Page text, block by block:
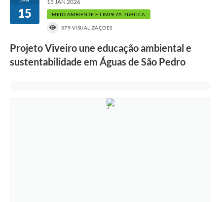
15
15 JAN 2026
MEIO AMBIENTE E LIMPEZA PÚBLICA
579 VISUALIZAÇÕES
Projeto Viveiro une educação ambiental e
sustentabilidade em Águas de São Pedro